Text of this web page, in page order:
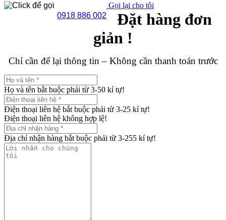
0918 886 002
Gọi lại cho tôi
Đặt hàng đơn
giản !
Chỉ cần để lại thông tin – Không cần thanh toán trước
Họ và tên bắt buộc phải từ 3-50 kí tự!
Điện thoại liên hệ bắt buộc phải từ 3-25 kí tự!
Điện thoại liên hệ không hợp lệ!
Địa chỉ nhận hàng bắt buộc phải từ 3-255 kí tự!